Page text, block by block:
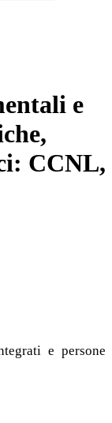
e
CCNL,
e persone